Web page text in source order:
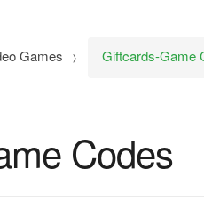
Games Giftcards-Game
Codes